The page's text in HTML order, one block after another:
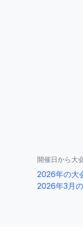
開催日から大
2026年の大
2026年3月